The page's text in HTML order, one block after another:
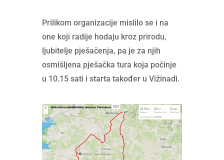
Prilikom organizacije mislilo se i na
one koji radije hodaju kroz prirodu,
ljubitelje pješačenja, pa je za njih
osmišljena pješačka tura koja počinje
u 10.15 sati i starta također u Vižinadi.